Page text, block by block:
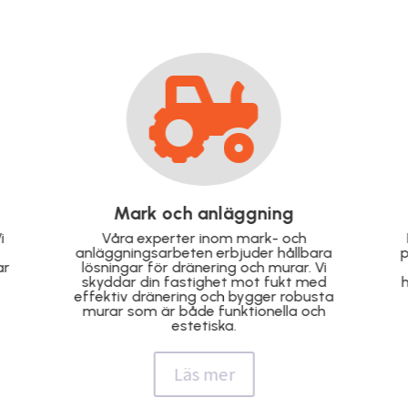

Takrenovering
Förläng livslängden på ditt tak med vår
professionella takrenovering. Vi reparerar
och förnyar taket för att säkerställa
hållbarhet, skydd och ett snyggt resultat
som håller över tid.